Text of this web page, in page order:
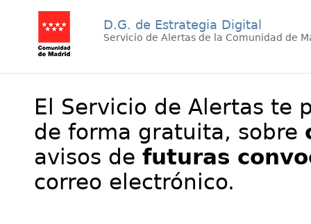
D.G. de Estrategia Digital
Servicio de Alertas de la Comunidad de
El Servicio de Alertas te
de forma gratuita, sobre
avisos de futuras
correo electrónico.